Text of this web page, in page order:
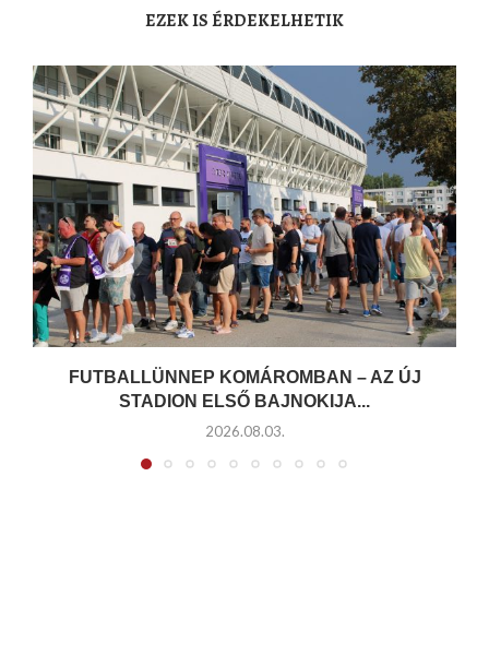
EZEK IS ÉRDEKELHETIK
FUTBALLÜNNEP KOMÁROMBAN – AZ ÚJ
STADION ELSŐ BAJNOKIJA...
2026.08.03.